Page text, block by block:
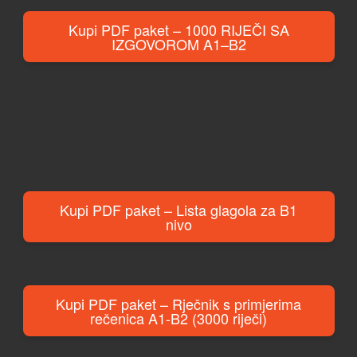
Kupi PDF paket – 1000 RIJEČI SA
IZGOVOROM A1–B2
Kupi PDF paket – Lista glagola za B1
nivo
Kupi PDF paket – Rječnik s primjerima
rečenica A1-B2 (3000 riječi)